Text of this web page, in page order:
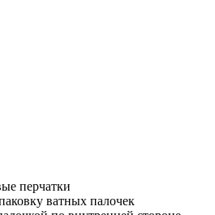
перчатки
ватных палочек